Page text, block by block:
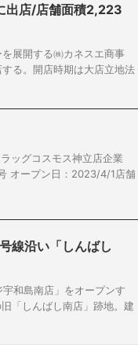
出店/店舗面積2,223
展開する㈱カネスエ商事
る。開店時期は大店立地法
ッグコスモス神立店企業
オープン日：2023/4/1店舗
線沿い「しんばし
和島南店」をオープンす
「しんばし南店」跡地。建